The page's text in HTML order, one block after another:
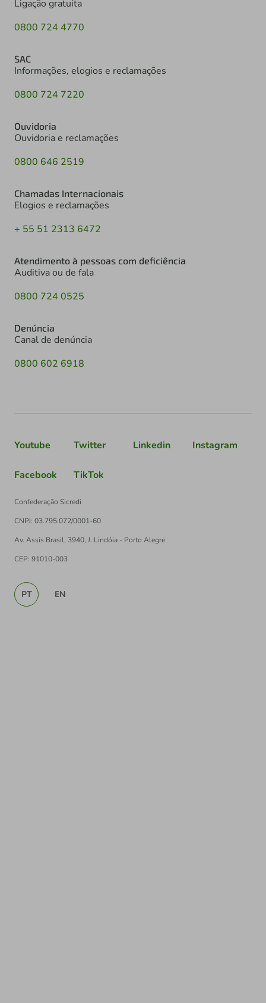
Ligação gratuita
0800 724 4770
SAC
Informações, elogios e reclamações
0800 724 7220
Ouvidoria
Ouvidoria e reclamações
0800 646 2519
Chamadas Internacionais
Elogios e reclamações
+ 55 51 2313 6472
Atendimento à pessoas com deficiência
Auditiva ou de fala
0800 724 0525
Denúncia
Canal de denúncia
0800 602 6918
Youtube Twitter Linkedin Instagram
Facebook TikTok
Confederação Sicredi
CNPJ: 03.795.072/0001-60
Av. Assis Brasil, 3940, J. Lindóia - Porto Alegre
CEP: 91010-003
PT EN